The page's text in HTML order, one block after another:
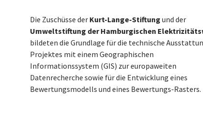
Die Zuschüsse der Kurt-Lange-Stiftung und der
Umweltstiftung der Hamburgischen
bildeten die Grundlage für die technische
Projektes mit einem Geographischen
Informationssystem (GIS) zur europaweiten
Datenrecherche sowie für die Entwicklung eines
Bewertungsmodells und eines Bewertungs-Rasters.